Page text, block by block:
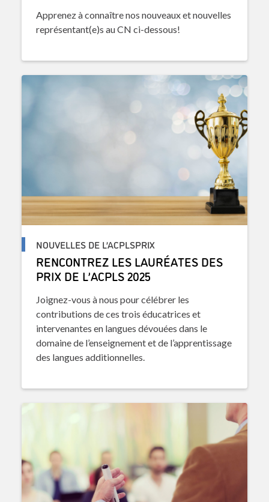
Apprenez à connaître nos nouveaux et nouvelles
représentant(e)s au CN ci-dessous!
NOUVELLES DE L’ACPLSPRIX
RENCONTREZ LES LAURÉATES DES
PRIX DE L’ACPLS 2025
Joignez-vous à nous pour célébrer les
contributions de ces trois éducatrices et
intervenantes en langues dévouées dans le
domaine de l’enseignement et de l’apprentissage
des langues additionnelles.